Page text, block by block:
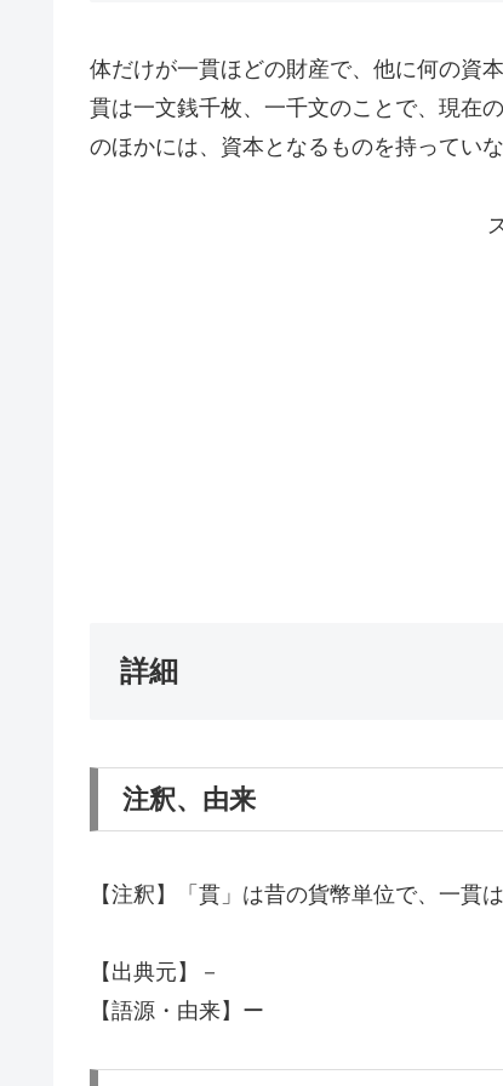
体だけが一貫ほどの財産で、他に何の資
貫は一文銭千枚、一千文のことで、現在
のほかには、資本となるものを持ってい
詳細
注釈、由来
【注釈】「貫」は昔の貨幣単位で、一貫
【出典元】－
【語源・由来】ー